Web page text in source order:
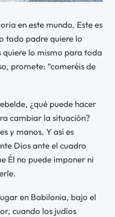
en este mundo. Este es
todo padre quiere lo
quiere lo mismo para toda
promete: “comeréis de
¿qué puede hacer
cambiar la situación?
y manos. Y así es
Dios ante el cuadro
Él no puede imponer ni
en Babilonia, bajo el
cuando los judíos